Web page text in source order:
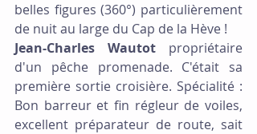
belles figures (360°) particulièrement
de nuit au large du Cap de la Hève !
Jean-Charles Wautot propriétaire
d'un pêche promenade. C'était sa
première sortie croisière. Spécialité :
Bon barreur et fin régleur de voiles,
excellent préparateur de route, sait